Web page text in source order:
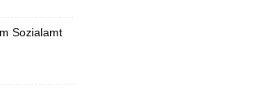
Sozialamt